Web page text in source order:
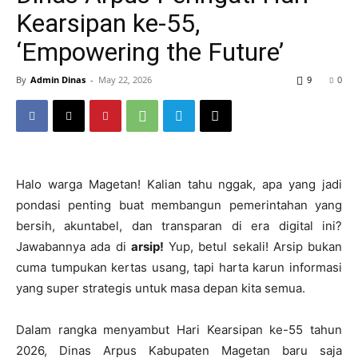
Kearsipan ke-55,
‘Empowering the Future’
By Admin Dinas - May 22, 2026 0
9
Halo warga Magetan! Kalian tahu nggak, apa yang jadi
pondasi penting buat membangun pemerintahan yang
bersih, akuntabel, dan transparan di era digital ini?
Jawabannya ada di arsip! Yup, betul sekali! Arsip bukan
cuma tumpukan kertas usang, tapi harta karun informasi
yang super strategis untuk masa depan kita semua.
Dalam rangka menyambut Hari Kearsipan ke-55 tahun
2026, Dinas Arpus Kabupaten Magetan baru saja